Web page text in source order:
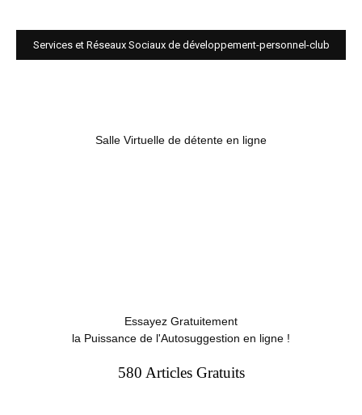
Services et Réseaux Sociaux de développement-personnel-club
Salle Virtuelle de détente en ligne
Essayez Gratuitement
la Puissance de l'Autosuggestion en ligne !
580 Articles Gratuits